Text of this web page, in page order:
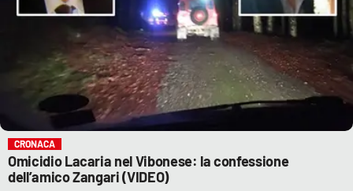
CRONACA
Omicidio Lacaria nel Vibonese: la confessione
dell’amico Zangari (VIDEO)